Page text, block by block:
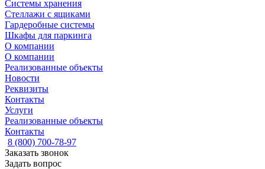
Системы хранения
Стеллажи с ящиками
Гардеробные системы
Шкафы для паркинга
О компании
О компании
Реализованные объекты
Новости
Реквизиты
Контакты
Услуги
Реализованные объекты
Контакты
8 (800) 700-78-97
Заказать звонок
Задать вопрос